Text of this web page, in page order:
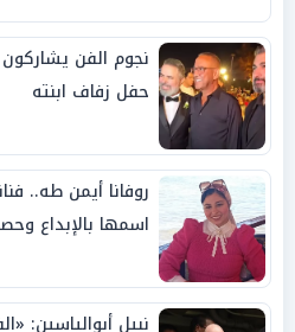
نجوم الفن
حفل زفاف ابنته
روفانا أيمن طه..
اسمها بالإبداع
نبيل أبوالياسين: